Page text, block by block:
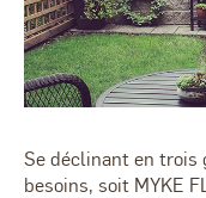
Se déclinant en trois
besoins, soit MYKE